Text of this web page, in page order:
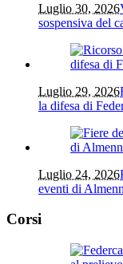
Luglio 30, 2026
sospensiva del
Luglio 29, 2026
la difesa di
Luglio 24, 2026
eventi di
Corsi